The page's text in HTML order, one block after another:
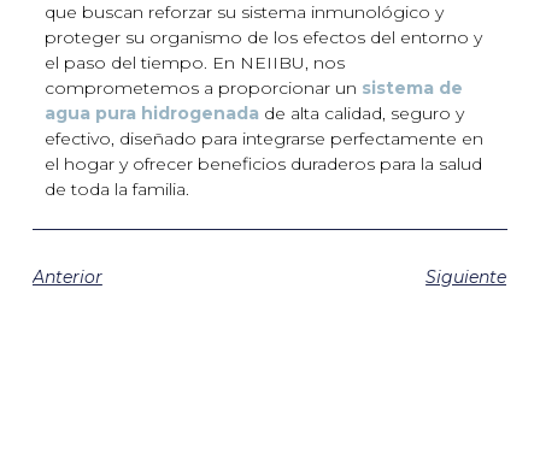
que buscan reforzar su sistema inmunológico y
proteger su organismo de los efectos del entorno y
el paso del tiempo. En NEIIBU, nos
comprometemos a proporcionar un sistema de
agua pura hidrogenada de alta calidad, seguro y
efectivo, diseñado para integrarse perfectamente en
el hogar y ofrecer beneficios duraderos para la salud
de toda la familia.
Anterior Siguiente